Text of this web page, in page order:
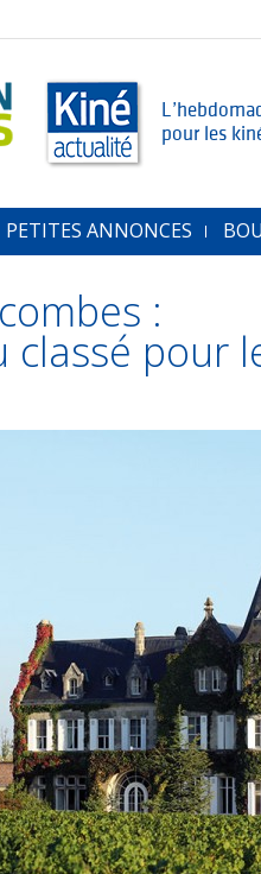
pour les
PETITES ANNONCES
:
classé pour